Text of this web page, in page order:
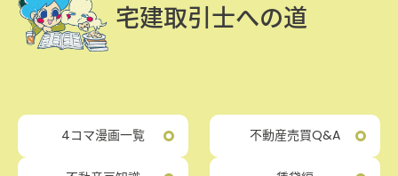
宅建取引士への道
4コマ漫画一覧 不動産売買Q&A